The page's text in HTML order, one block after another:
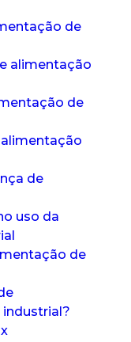
de
alimentação
de
de
uso da
de